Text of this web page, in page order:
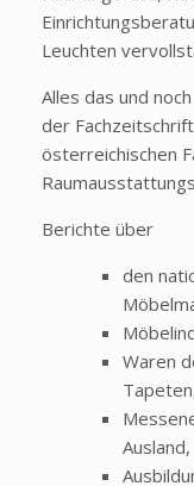
Leuchten
Alles das und
der Fachzeitschrift
österreichischen
Berichte über
den
Waren
Ausland,